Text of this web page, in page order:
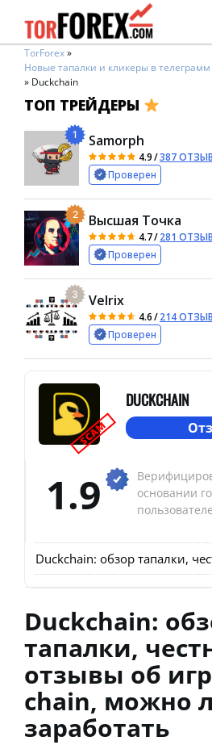
TorForex»
Новые тапалки и кликеры в телеграмм
» Duckchain
ТОП ТРЕЙДЕРЫ
1 Samorph
4.9/387
Проверен
2 Высшая Точка
4.7/281
Проверен
3 Velrix
4.6/214
Проверен
SCAM
DUCKCHAIN
1.9
основании
Duckchain: обзор тапалки,
Duckchain:
тапалки,
отзывы об
chain, можно
заработать